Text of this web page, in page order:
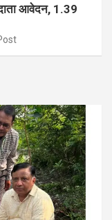
आवेदन, 1.39